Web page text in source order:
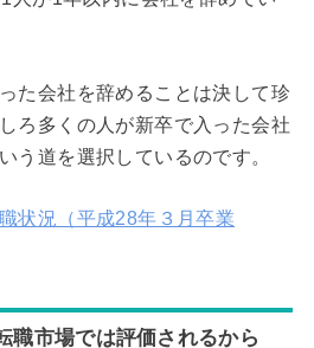
た会社を辞めることは決して珍
ろ多くの人が新卒で入った会社
う道を選択しているのです。
状況（平成28年３月卒業
職市場では評価されるから